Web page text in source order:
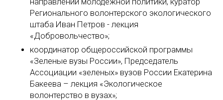
Регионального волонтерского экологического
штаба Иван Петров - лекция
«Добровольчество»;
координатор общероссийской программы
«Зеленые вузы России», Председатель
Ассоциации «зеленых» вузов России Екатерина
Бакеева – лекция «Экологическое
волонтерство в вузах»;